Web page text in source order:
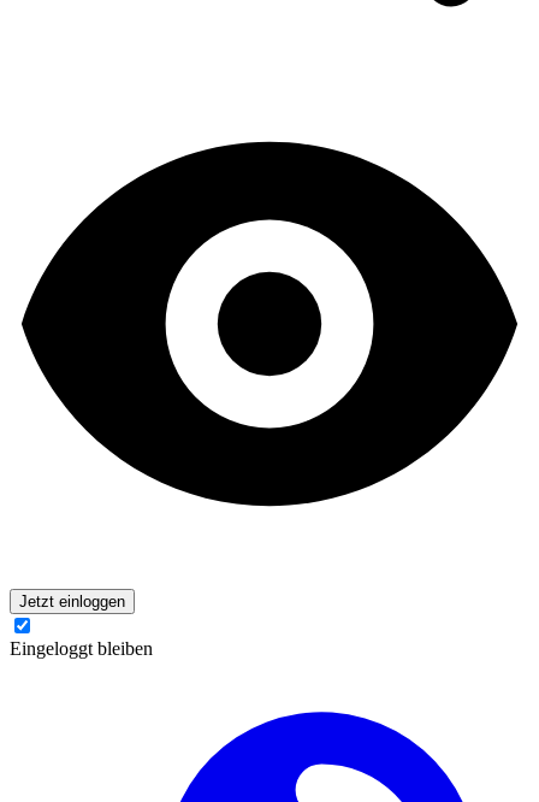
Jetzt einloggen
Eingeloggt bleiben